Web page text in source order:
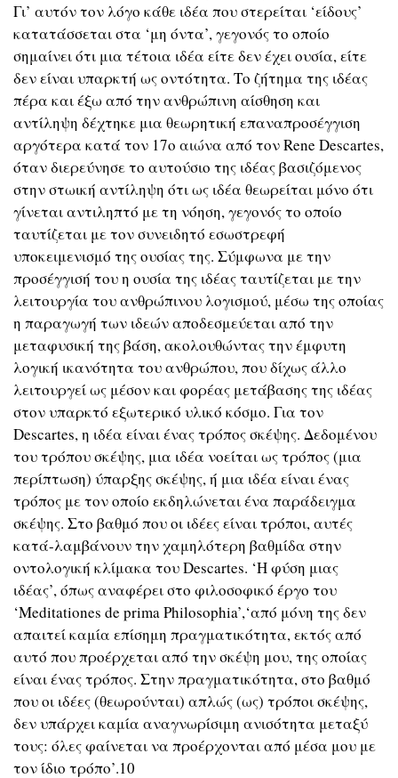
Γι’ αυτόν τον λόγο κάθε ιδέα που στερείται ‘είδους’
κατατάσσεται στα ‘μη όντα’, γεγονός το οποίο
σημαίνει ότι μια τέτοια ιδέα είτε δεν έχει ουσία, είτε
δεν είναι υπαρκτή ως οντότητα. Το ζήτημα της ιδέας
πέρα και έξω από την ανθρώπινη αίσθηση και
αντίληψη δέχτηκε μια θεωρητική επαναπροσέγγιση
αργότερα κατά τον 17ο αιώνα από τον Rene Descartes,
όταν διερεύνησε το αυτούσιο της ιδέας βασιζόμενος
στην στωική αντίληψη ότι ως ιδέα θεωρείται μόνο ότι
γίνεται αντιληπτό με τη νόηση, γεγονός το οποίο
ταυτίζεται με τον συνειδητό εσωστρεφή
υποκειμενισμό της ουσίας της. Σύμφωνα με την
προσέγγισή του η ουσία της ιδέας ταυτίζεται με την
λειτουργία του ανθρώπινου λογισμού, μέσω της οποίας
η παραγωγή των ιδεών αποδεσμεύεται από την
μεταφυσική της βάση, ακολουθώντας την έμφυτη
λογική ικανότητα του ανθρώπου, που δίχως άλλο
λειτουργεί ως μέσον και φορέας μετάβασης της ιδέας
στον υπαρκτό εξωτερικό υλικό κόσμο. Για τον
Descartes, η ιδέα είναι ένας τρόπος σκέψης. Δεδομένου
του τρόπου σκέψης, μια ιδέα νοείται ως τρόπος (μια
περίπτωση) ύπαρξης σκέψης, ή μια ιδέα είναι ένας
τρόπος με τον οποίο εκδηλώνεται ένα παράδειγμα
σκέψης. Στο βαθμό που οι ιδέες είναι τρόποι, αυτές
κατά-λαμβάνουν την χαμηλότερη βαθμίδα στην
οντολογική κλίμακα του Descartes. ‘Η φύση μιας
ιδέας’, όπως αναφέρει στο φιλοσοφικό έργο του
‘Meditationes de prima Philosophia’,‘από μόνη της δεν
απαιτεί καμία επίσημη πραγματικότητα, εκτός από
αυτό που προέρχεται από την σκέψη μου, της οποίας
είναι ένας τρόπος. Στην πραγματικότητα, στο βαθμό
που οι ιδέες (θεωρούνται) απλώς (ως) τρόποι σκέψης,
δεν υπάρχει καμία αναγνωρίσιμη ανισότητα μεταξύ
τους: όλες φαίνεται να προέρχονται από μέσα μου με
τον ίδιο τρόπο’.10